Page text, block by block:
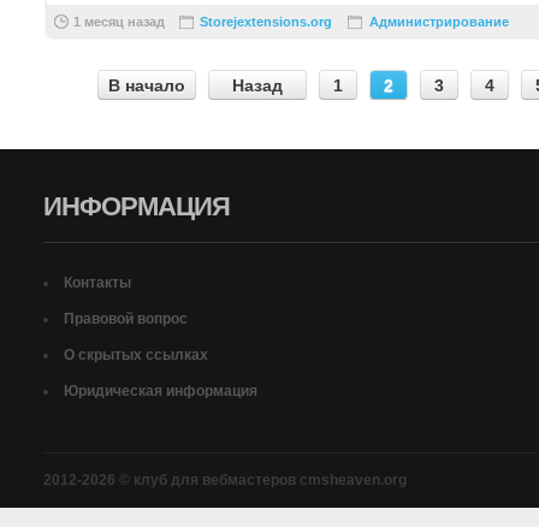
1 месяц назад Storejextensions.org Администрирование
В начало Назад 1 2 3 4
ИНФОРМАЦИЯ
Контакты
Правовой вопрос
О скрытых ссылках
Юридическая информация
2012-2026 © клуб для вебмастеров cmsheaven.org